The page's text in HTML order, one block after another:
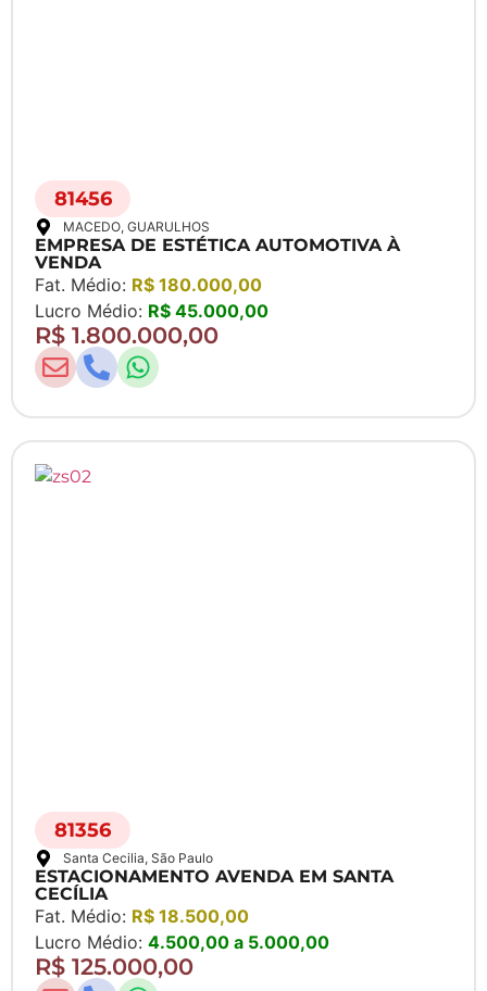
81456
MACEDO, GUARULHOS
EMPRESA DE ESTÉTICA AUTOMOTIVA À
VENDA
Fat. Médio: R$ 180.000,00
Lucro Médio: R$ 45.000,00
R$ 1.800.000,00
81356
Santa Cecilia, São Paulo
ESTACIONAMENTO AVENDA EM SANTA
CECÍLIA
Fat. Médio: R$ 18.500,00
Lucro Médio: 4.500,00 a 5.000,00
R$ 125.000,00